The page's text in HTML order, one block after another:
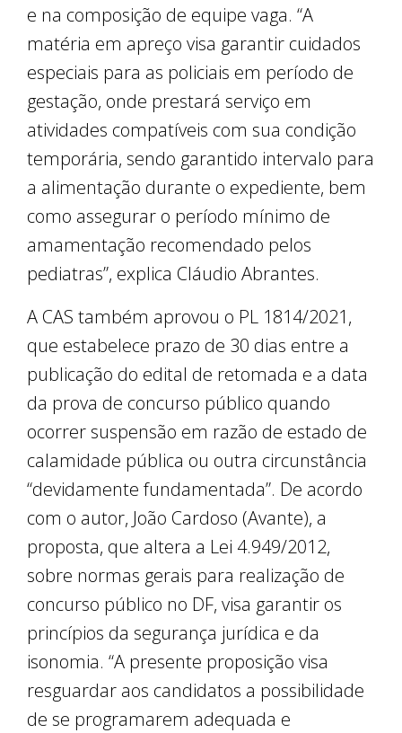
e na composição de equipe vaga. “A
matéria em apreço visa garantir cuidados
especiais para as policiais em período de
gestação, onde prestará serviço em
atividades compatíveis com sua condição
temporária, sendo garantido intervalo para
a alimentação durante o expediente, bem
como assegurar o período mínimo de
amamentação recomendado pelos
pediatras”, explica Cláudio Abrantes.
A CAS também aprovou o PL 1814/2021,
que estabelece prazo de 30 dias entre a
publicação do edital de retomada e a data
da prova de concurso público quando
ocorrer suspensão em razão de estado de
calamidade pública ou outra circunstância
“devidamente fundamentada”. De acordo
com o autor, João Cardoso (Avante), a
proposta, que altera a Lei 4.949/2012,
sobre normas gerais para realização de
concurso público no DF, visa garantir os
princípios da segurança jurídica e da
isonomia. “A presente proposição visa
resguardar aos candidatos a possibilidade
de se programarem adequada e